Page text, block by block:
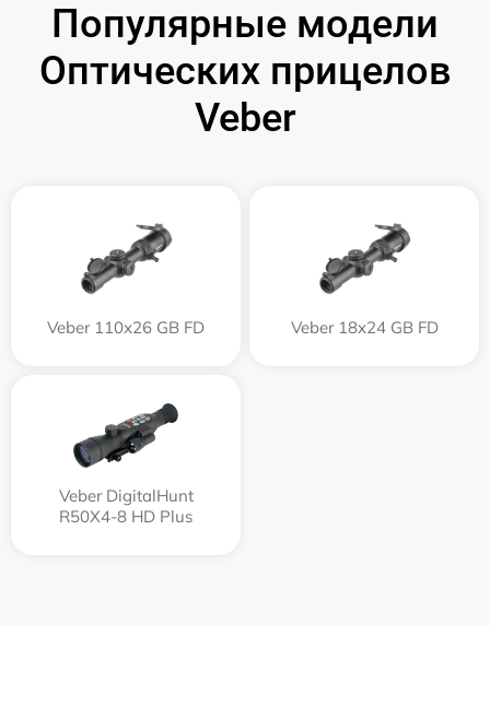
Популярные модели
Оптических прицелов
Veber
Veber 110х26 GB FD Veber 18x24 GB FD
Veber DigitalHunt
R50X4-8 HD Plus